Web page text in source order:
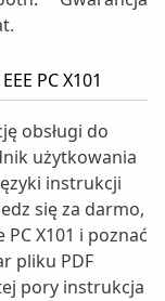
PC X101
obsługi do
użytkowania
instrukcji
się za darmo,
X101 i poznać
pliku PDF
pory instrukcja